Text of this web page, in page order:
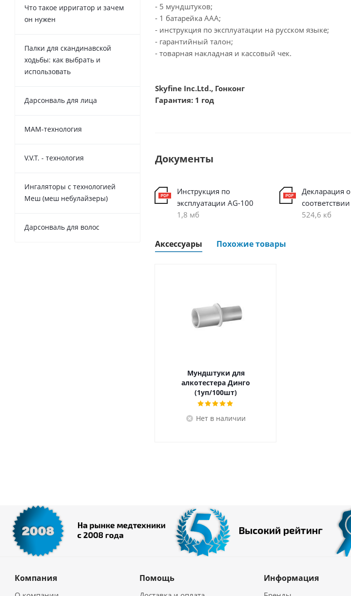
- 5 мундштуков;
- 1 батарейка ААА;
- инструкция по эксплуатации на русском языке;
- гарантийный талон;
- товарная накладная и кассовый чек.
Skyfine Inc.Ltd., Гонконг
Гарантия: 1 год
Документы
Инструкция по
эксплуатации AG-100
1,8 мб
Декларация о
соответствии
524,6 кб
Аксессуары Похожие товары
Мундштуки для
алкотестера Динго
(1уп/100шт)
Нет в наличии
Что такое ирригатор и зачем
он нужен
Палки для скандинавской
ходьбы: как выбрать и
использовать
Дарсонваль для лица
MAM-технология
V.V.T. - технология
Ингаляторы с технологией
Меш (меш небулайзеры)
Дарсонваль для волос
Компания Помощь Информация